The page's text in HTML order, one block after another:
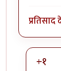
प्रतिसाद
+१